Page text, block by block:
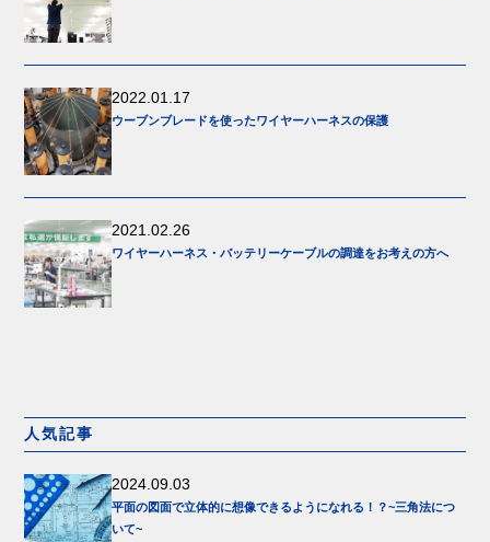
2022.01.17
ウーブンブレードを使ったワイヤーハーネスの保護
2021.02.26
ワイヤーハーネス・バッテリーケーブルの調達をお考えの方へ
人気記事
2024.09.03
平面の図面で立体的に想像できるようになれる！？~三角法につ
いて~